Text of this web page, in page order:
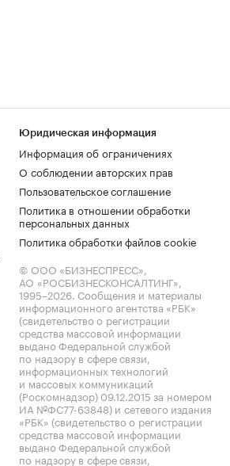
Юридическая информация
Информация об ограничениях
О соблюдении авторских прав
Пользовательское соглашение
Политика в отношении обработки
персональных данных
Политика обработки файлов cookie
© ООО «БИЗНЕСПРЕСС»,
АО «РОСБИЗНЕСКОНСАЛТИНГ»,
1995–2026. Сообщения и материалы
информационного агентства «РБК»
(свидетельство о регистрации
средства массовой информации
выдано Федеральной службой
по надзору в сфере связи,
информационных технологий
и массовых коммуникаций
(Роскомнадзор) 09.12.2015 за номером
ИА №ФС77-63848) и сетевого издания
«РБК» (свидетельство о регистрации
средства массовой информации
выдано Федеральной службой
по надзору в сфере связи,